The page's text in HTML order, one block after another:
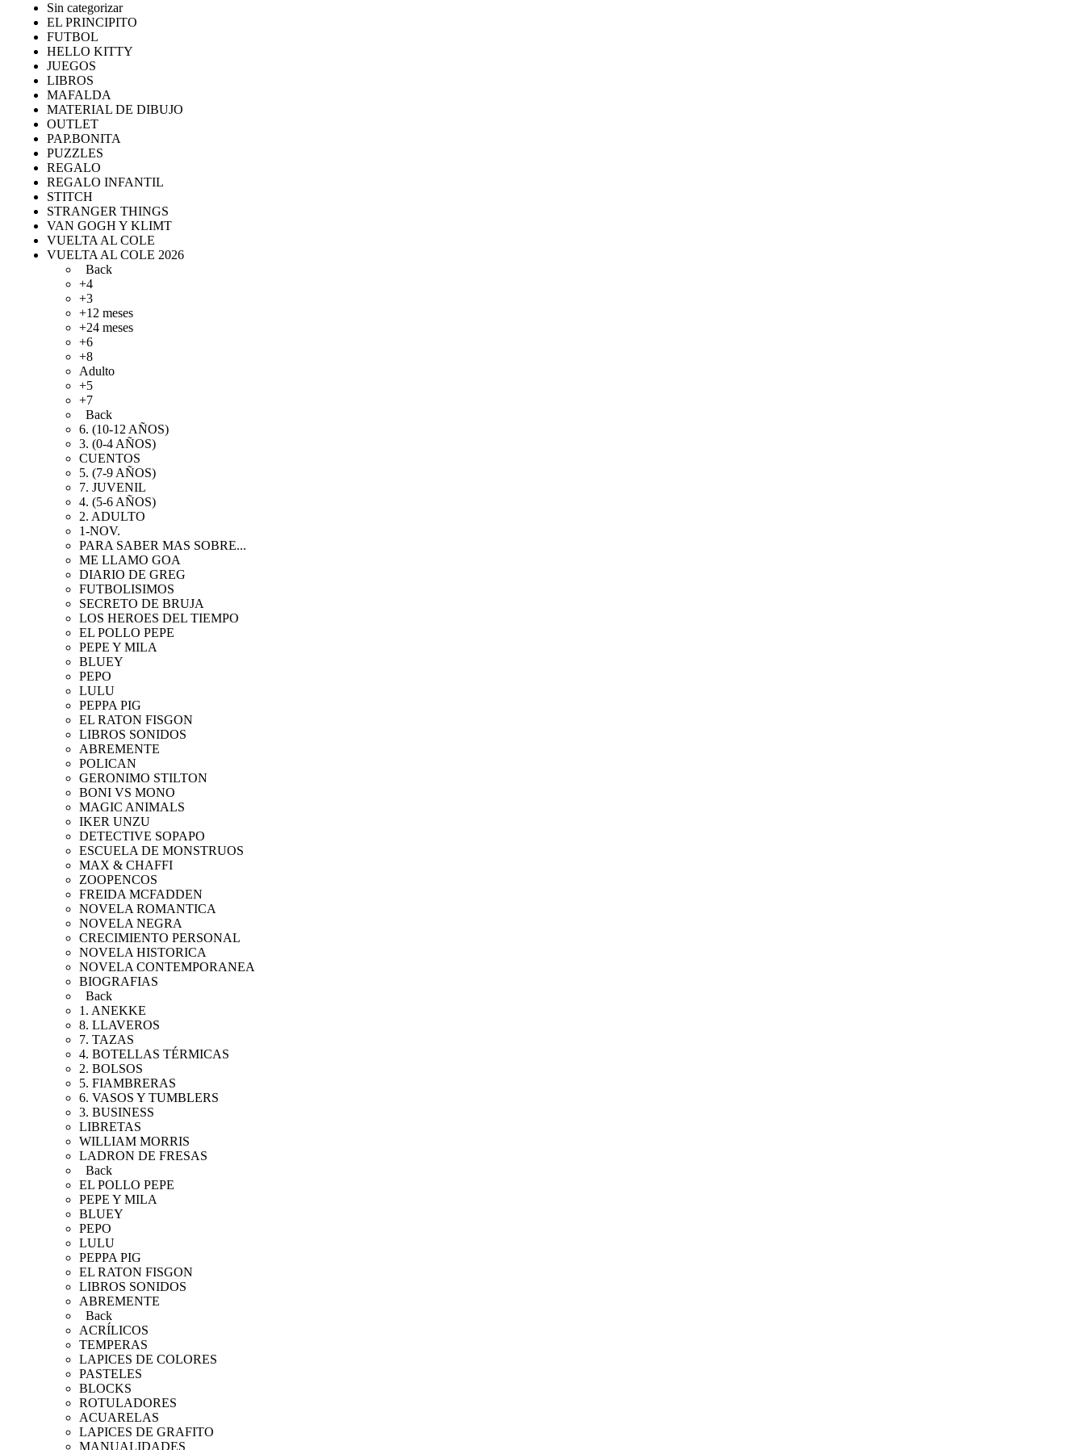
Sin categorizar
EL PRINCIPITO
FUTBOL
HELLO KITTY
JUEGOS
LIBROS
MAFALDA
MATERIAL DE DIBUJO
OUTLET
PAP.BONITA
PUZZLES
REGALO
REGALO INFANTIL
STITCH
STRANGER THINGS
VAN GOGH Y KLIMT
VUELTA AL COLE
VUELTA AL COLE 2026
Back
+4
+3
+12 meses
+24 meses
+6
+8
Adulto
+5
+7
Back
6. (10-12 AÑOS)
3. (0-4 AÑOS)
CUENTOS
5. (7-9 AÑOS)
7. JUVENIL
4. (5-6 AÑOS)
2. ADULTO
1-NOV.
PARA SABER MAS SOBRE...
ME LLAMO GOA
DIARIO DE GREG
FUTBOLISIMOS
SECRETO DE BRUJA
LOS HEROES DEL TIEMPO
EL POLLO PEPE
PEPE Y MILA
BLUEY
PEPO
LULU
PEPPA PIG
EL RATON FISGON
LIBROS SONIDOS
ABREMENTE
POLICAN
GERONIMO STILTON
BONI VS MONO
MAGIC ANIMALS
IKER UNZU
DETECTIVE SOPAPO
ESCUELA DE MONSTRUOS
MAX & CHAFFI
ZOOPENCOS
FREIDA MCFADDEN
NOVELA ROMANTICA
NOVELA NEGRA
CRECIMIENTO PERSONAL
NOVELA HISTORICA
NOVELA CONTEMPORANEA
BIOGRAFIAS
Back
1. ANEKKE
8. LLAVEROS
7. TAZAS
4. BOTELLAS TÉRMICAS
2. BOLSOS
5. FIAMBRERAS
6. VASOS Y TUMBLERS
3. BUSINESS
LIBRETAS
WILLIAM MORRIS
LADRON DE FRESAS
Back
EL POLLO PEPE
PEPE Y MILA
BLUEY
PEPO
LULU
PEPPA PIG
EL RATON FISGON
LIBROS SONIDOS
ABREMENTE
Back
ACRÍLICOS
TEMPERAS
LAPICES DE COLORES
PASTELES
BLOCKS
ROTULADORES
ACUARELAS
LAPICES DE GRAFITO
MANUALIDADES